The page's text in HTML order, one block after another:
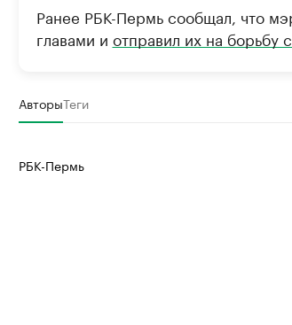
Ранее РБК-Пермь сообщал, что
главами и отправил их на борьбу
АвторыТеги
РБК-Пермь